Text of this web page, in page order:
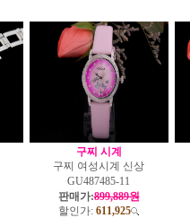
구찌 시계
구찌 여성시계 신상
GU487485-11
판매가:899,889원
할인가: 611,925